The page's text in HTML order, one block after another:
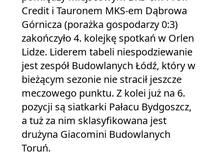
Credit i Tauronem MKS-em Dąbrowa
Górnicza (porażka gospodarzy 0:3)
zakończyło 4. kolejkę spotkań w Orlen
Lidze. Liderem tabeli niespodziewanie
jest zespół Budowlanych Łódź, który w
bieżącym sezonie nie stracił jeszcze
meczowego punktu. Z kolei już na 6.
pozycji są siatkarki Pałacu Bydgoszcz,
a tuż za nim sklasyfikowana jest
drużyna Giacomini Budowlanych
Toruń.